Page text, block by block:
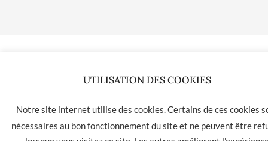
UTILISATION DES COOKIES
Notre site internet utilise des cookies. Certains de ces cookies
nécessaires au bon fonctionnement du site et ne peuvent être